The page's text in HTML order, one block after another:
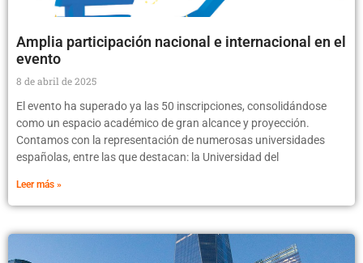
Amplia participación nacional e internacional en el
evento
8 de abril de 2025
El evento ha superado ya las 50 inscripciones, consolidándose
como un espacio académico de gran alcance y proyección.
Contamos con la representación de numerosas universidades
españolas, entre las que destacan: la Universidad del
Leer más »